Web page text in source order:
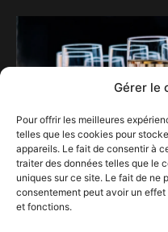
Gérer le
Pour offrir les meilleures
telles que les cookies pour
appareils. Le fait de consentir à
traiter des données telles que le
uniques sur ce site. Le fait de ne
consentement peut avoir un
et fonctions.